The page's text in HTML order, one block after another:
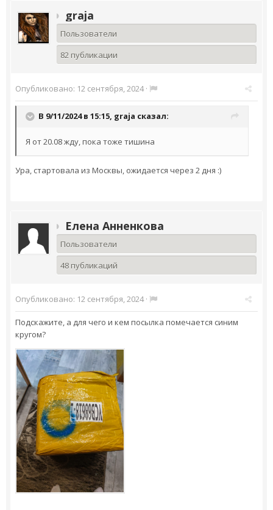
graja
Пользователи
82 публикации
Опубликовано: 12 сентября, 2024·
В 9/11/2024 в 15:15, graja сказал:
Я от 20.08 жду, пока тоже тишина
Ура, стартовала из Москвы, ожидается через 2 дня :)
Елена Анненкова
Пользователи
48 публикаций
Опубликовано: 12 сентября, 2024·
Подскажите, а для чего и кем посылка помечается синим
кругом?